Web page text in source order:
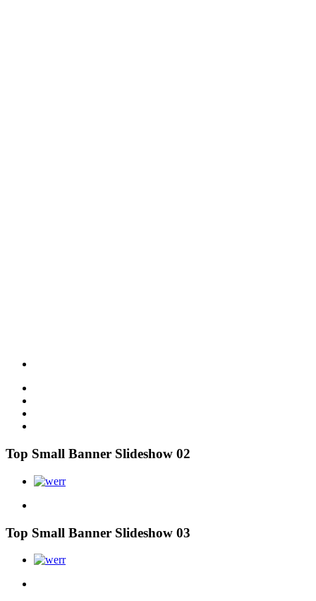
Top Small Banner Slideshow 02
Top Small Banner Slideshow 03